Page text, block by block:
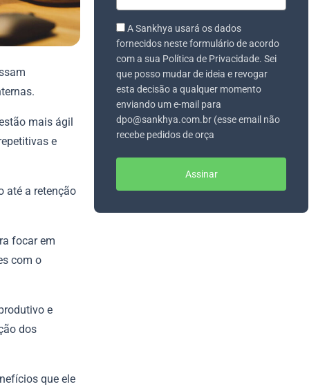
mais ágil
e
até a retenção
focar em
com o
e
dos
que ele
A Sankhya usará os dados
fornecidos neste formulário de acordo
com a sua Política de Privacidade. Sei
que posso mudar de ideia e revogar
esta decisão a qualquer momento
enviando um e-mail para
dpo@sankhya.com.br (esse email não
recebe pedidos de orça
Assinar